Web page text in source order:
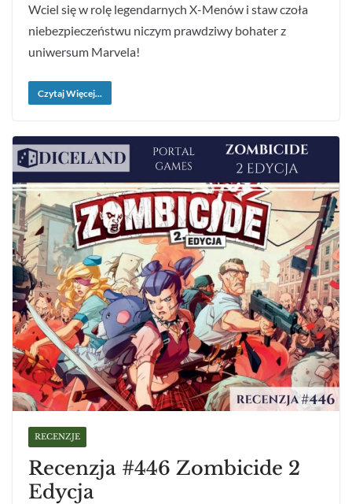
Wciel się w rolę legendarnych X-Menów i staw czoła
niebezpieczeństwu niczym prawdziwy bohater z
uniwersum Marvela!
Czytaj Więcej...
RECENZJE
Recenzja #446 Zombicide 2
Edycja